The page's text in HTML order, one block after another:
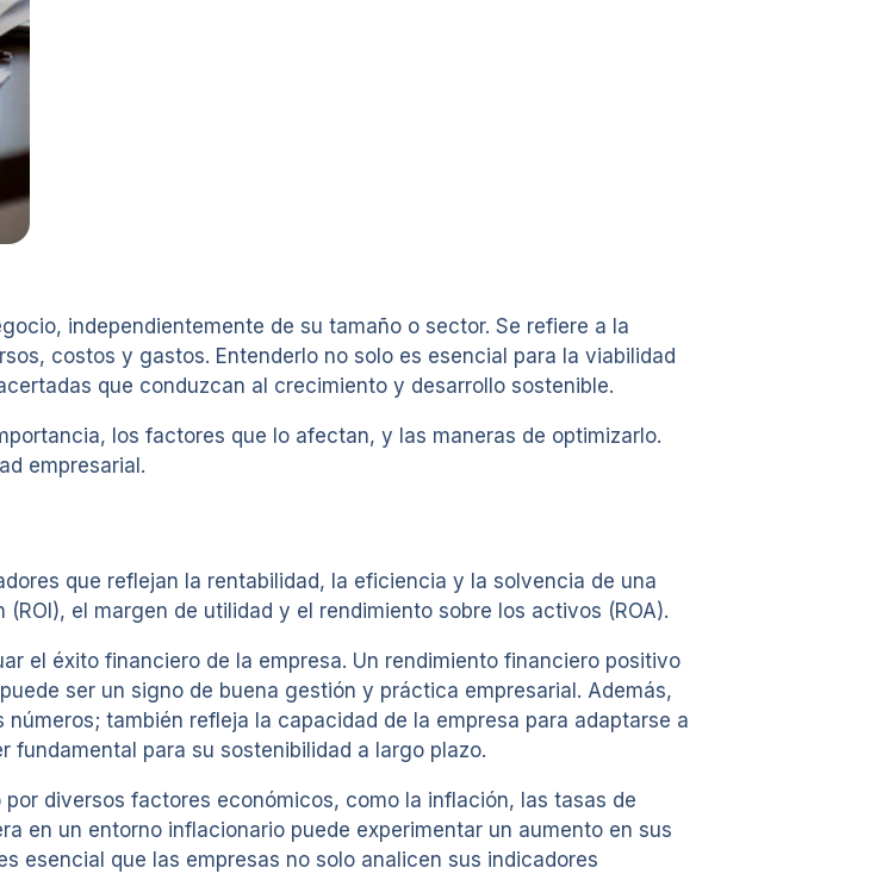
independientemente de su tamaño o sector. Se refiere a la
costos y gastos. Entenderlo no solo es esencial para la viabilidad
que conduzcan al crecimiento y desarrollo sostenible.
los factores que lo afectan, y las maneras de optimizarlo.
empresarial.
que reflejan la rentabilidad, la eficiencia y la solvencia de una
el margen de utilidad y el rendimiento sobre los activos (ROA).
el éxito financiero de la empresa. Un rendimiento financiero positivo
ser un signo de buena gestión y práctica empresarial. Además,
también refleja la capacidad de la empresa para adaptarse a
fundamental para su sostenibilidad a largo plazo.
diversos factores económicos, como la inflación, las tasas de
en un entorno inflacionario puede experimentar un aumento en sus
esencial que las empresas no solo analicen sus indicadores